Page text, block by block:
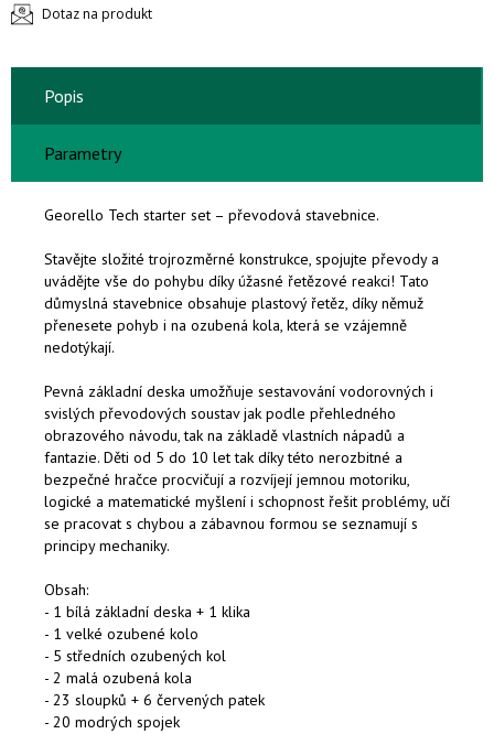
Dotaz na produkt
Popis
Parametry
Georello Tech starter set – převodová stavebnice.
Stavějte složité trojrozměrné konstrukce, spojujte převody a
uvádějte vše do pohybu díky úžasné řetězové reakci! Tato
důmyslná stavebnice obsahuje plastový řetěz, díky němuž
přenesete pohyb i na ozubená kola, která se vzájemně
nedotýkají.
Pevná základní deska umožňuje sestavování vodorovných i
svislých převodových soustav jak podle přehledného
obrazového návodu, tak na základě vlastních nápadů a
fantazie. Děti od 5 do 10 let tak díky této nerozbitné a
bezpečné hračce procvičují a rozvíjejí jemnou motoriku,
logické a matematické myšlení i schopnost řešit problémy, učí
se pracovat s chybou a zábavnou formou se seznamují s
principy mechaniky.
Obsah:
- 1 bílá základní deska + 1 klika
- 1 velké ozubené kolo
- 5 středních ozubených kol
- 2 malá ozubená kola
- 23 sloupků + 6 červených patek
- 20 modrých spojek